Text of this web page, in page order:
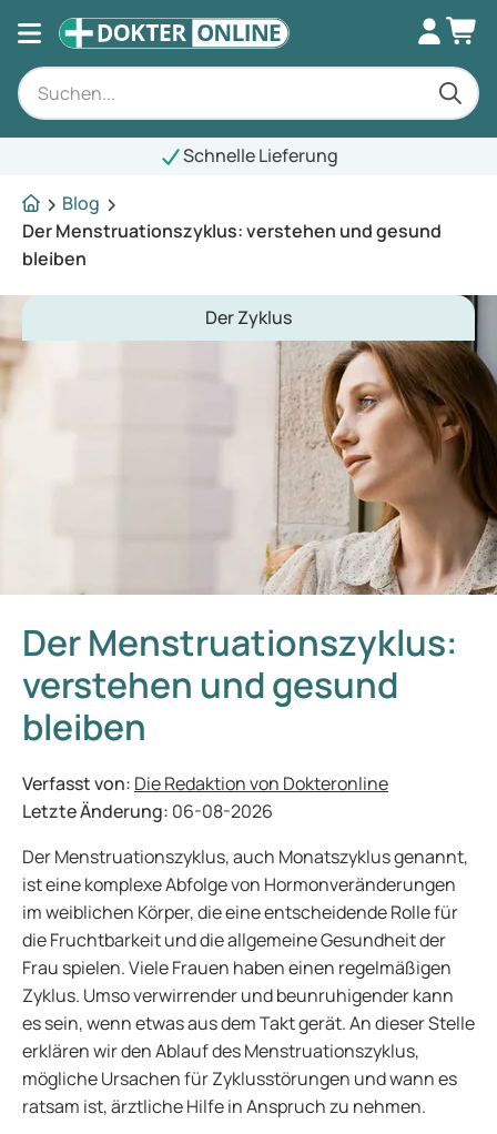
Schnelle Lieferung
Blog
Der Menstruationszyklus: verstehen und gesund
bleiben
Der Zyklus
Der Menstruationszyklus:
verstehen und gesund
bleiben
Verfasst von: Die Redaktion von Dokteronline
Letzte Änderung: 06-08-2026
Der Menstruationszyklus, auch Monatszyklus genannt,
ist eine komplexe Abfolge von Hormonveränderungen
im weiblichen Körper, die eine entscheidende Rolle für
die Fruchtbarkeit und die allgemeine Gesundheit der
Frau spielen. Viele Frauen haben einen regelmäßigen
Zyklus. Umso verwirrender und beunruhigender kann
es sein, wenn etwas aus dem Takt gerät. An dieser Stelle
erklären wir den Ablauf des Menstruationszyklus,
mögliche Ursachen für Zyklusstörungen und wann es
ratsam ist, ärztliche Hilfe in Anspruch zu nehmen.